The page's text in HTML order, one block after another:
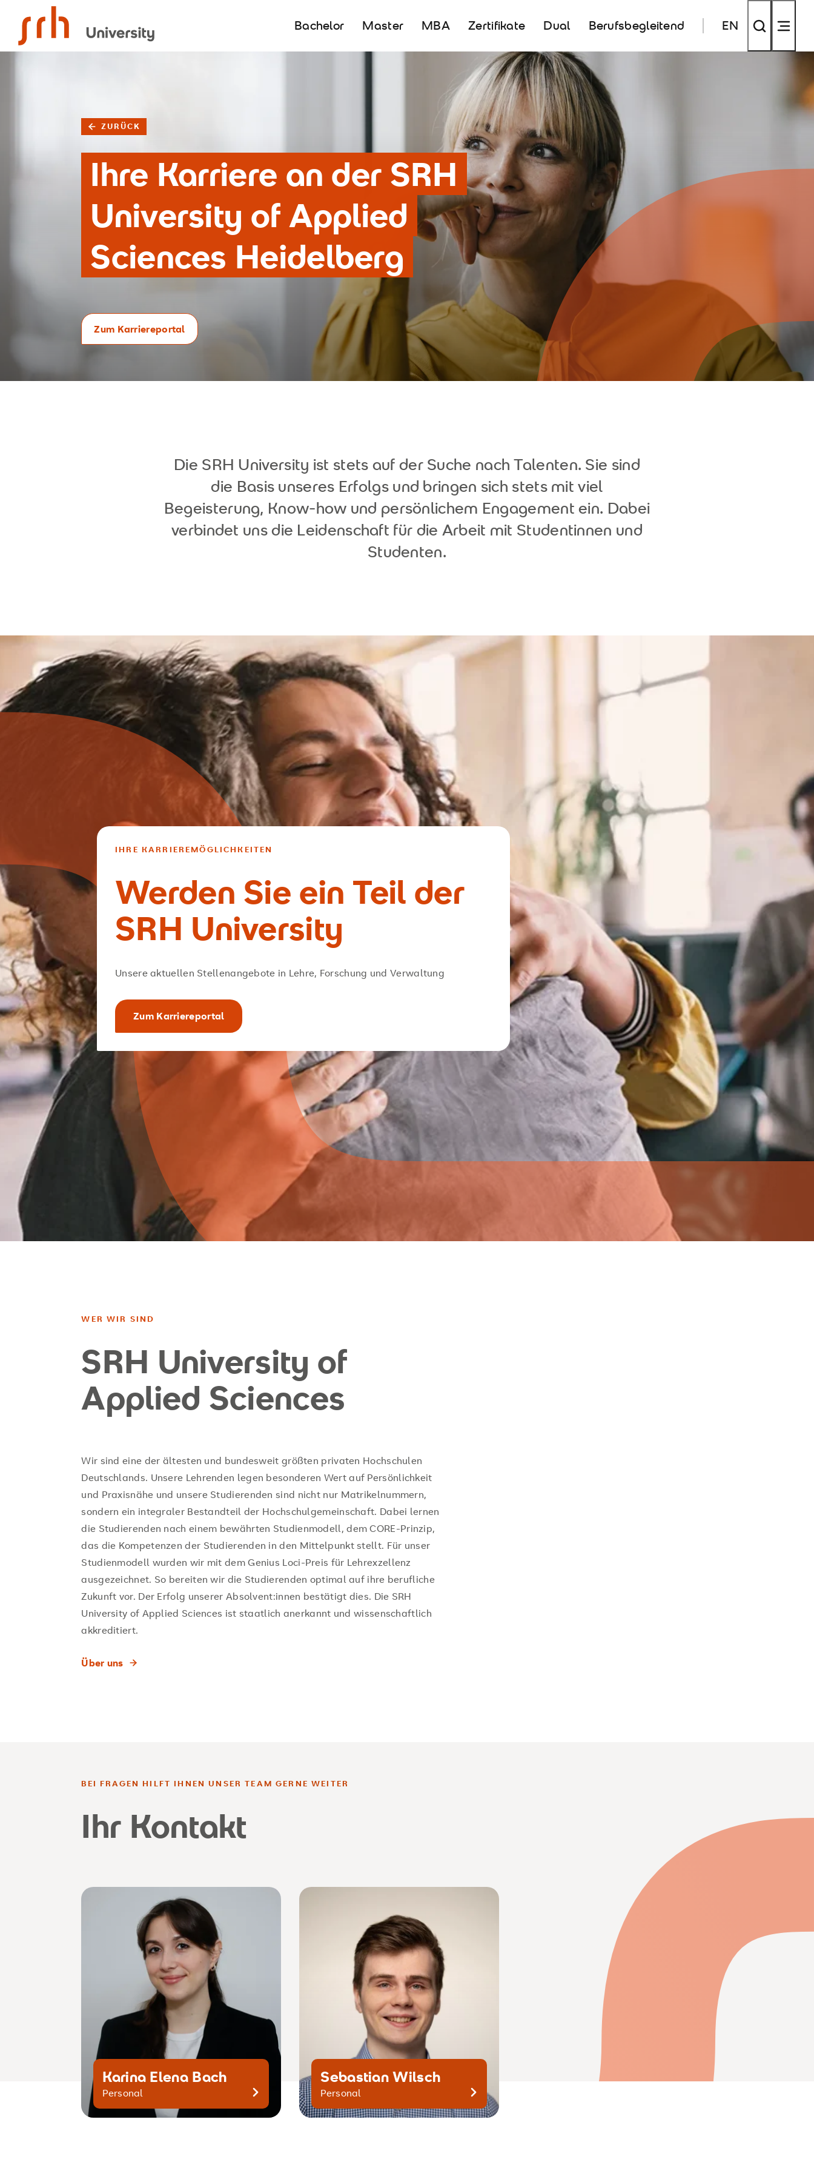
Bachelor Master MBA Zertifikate Dual Berufsbegleitend EN
ZURÜCK
Ihre Karriere an der SRH
University of Applied
Sciences Heidelberg
Zum Karriereportal
Die SRH University ist stets auf der Suche nach Talenten. Sie sind
die Basis unseres Erfolgs und bringen sich stets mit viel
Begeisterung, Know-how und persönlichem Engagement ein. Dabei
verbindet uns die Leidenschaft für die Arbeit mit Studentinnen und
Studenten.
IHRE KARRIEREMÖGLICHKEITEN
Werden Sie ein Teil der
SRH University
Unsere aktuellen Stellenangebote in Lehre, Forschung und Verwaltung
Zum Karriereportal
WER WIR SIND
SRH University of
Applied Sciences
Wir sind eine der ältesten und bundesweit größten privaten Hochschulen
Deutschlands. Unsere Lehrenden legen besonderen Wert auf Persönlichkeit
und Praxisnähe und unsere Studierenden sind nicht nur Matrikelnummern,
sondern ein integraler Bestandteil der Hochschulgemeinschaft. Dabei lernen
die Studierenden nach einem bewährten Studienmodell, dem CORE-Prinzip,
das die Kompetenzen der Studierenden in den Mittelpunkt stellt. Für unser
Studienmodell wurden wir mit dem Genius Loci-Preis für Lehrexzellenz
ausgezeichnet. So bereiten wir die Studierenden optimal auf ihre berufliche
Zukunft vor. Der Erfolg unserer Absolvent:innen bestätigt dies. Die SRH
University of Applied Sciences ist staatlich anerkannt und wissenschaftlich
akkreditiert.
Über uns
BEI FRAGEN HILFT IHNEN UNSER TEAM GERNE WEITER
Ihr Kontakt
Karina Elena Bach
Personal
HSHDPersonal@srh.de
Kontaktiere mich gerne
Sebastian Wilsch
Personal
HSHDPersonal@srh.de
+49 6221-6799-866